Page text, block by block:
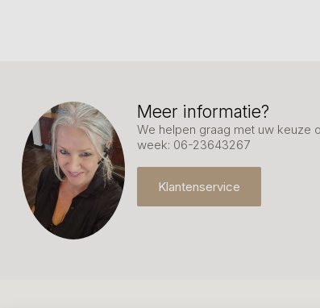
Meer informatie?
We helpen graag met uw keuze
week: 06-23643267
Klantenservice